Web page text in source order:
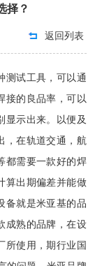
择？
返回列表
测试工具，可以通
接的良品率，可以
显示出来。以便及
，在轨道交通，航
都需要一款好的焊
算出期偏差并能做
备就是米亚基的品
成熟的品牌，在设
所使用，期行业国